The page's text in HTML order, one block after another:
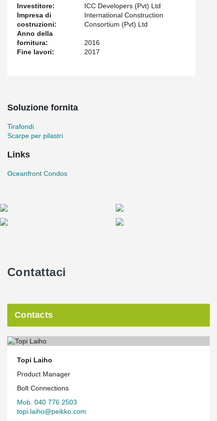
Investitore:
ICC Developers (Pvt) Ltd
Impresa di
costruzioni:
International Construction
Consortium (Pvt) Ltd
Anno della
fornitura:
2016
Fine lavori:
2017
Soluzione fornita
Tirafondi
Scarpe per pilastri
Links
Oceanfront Condos
Contattaci
Contacts
Topi Laiho
Product Manager
Bolt Connections
Mob. 040 776 2503
topi.laiho@peikko.com